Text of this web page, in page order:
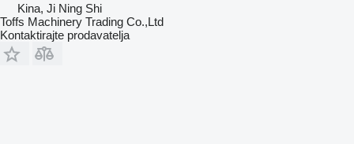
Kina, Ji Ning Shi
Toffs Machinery Trading Co.,Ltd
Kontaktirajte prodavatelja